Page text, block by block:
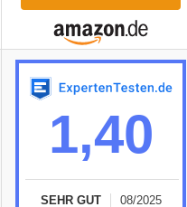
1,40
SEHR GUT 08/2025